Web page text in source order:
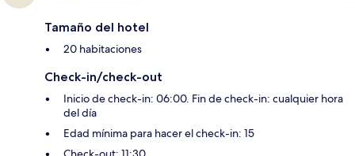
Tamaño del hotel
20 habitaciones
Check-in/check-out
Inicio de check-in: 06:00. Fin de check-in: cualquier hora
del día
Edad mínima para hacer el check-in: 15